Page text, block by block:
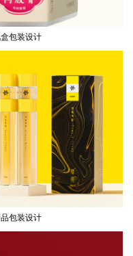
包装设计
包装设计